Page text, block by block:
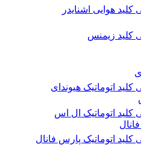
کلید هوایی اشنایدر
کلید زیمنس
کلید اتوماتیک هیوندای
کلید اتوماتیک ال اس
کلید اتوماتیک پارس فانال